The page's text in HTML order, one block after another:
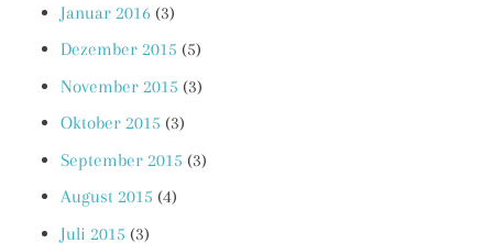
Januar 2016 (3)
Dezember 2015 (5)
November 2015 (3)
Oktober 2015 (3)
September 2015 (3)
August 2015 (4)
Juli 2015 (3)